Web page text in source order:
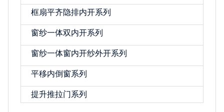
框扇平齐隐排内开系列
窗纱一体双内开系列
窗纱一体窗内开纱外开系列
平移内倒窗系列
提升推拉门系列